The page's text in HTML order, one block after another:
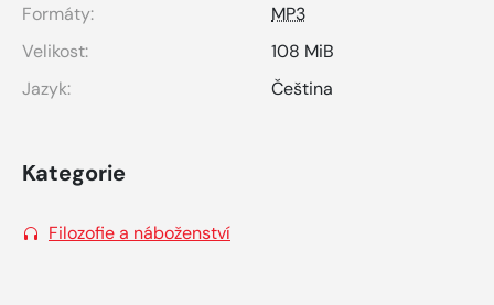
Formáty:
MP3
Velikost:
108 MiB
Jazyk:
Čeština
Kategorie
Filozofie a náboženství